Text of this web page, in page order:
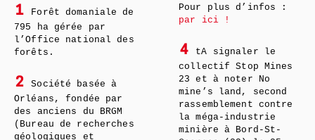
1
Forêt domaniale de
795 ha gérée par
l’Office national des
forêts.
2
Société basée à
Orléans, fondée par
des anciens du BRGM
(Bureau de recherches
géologiques et
Pour plus d’infos :
par ici !
4
tA signaler le
collectif Stop Mines
23 et à noter No
mine’s land, second
rassemblement contre
la méga-industrie
minière à Bord-St-